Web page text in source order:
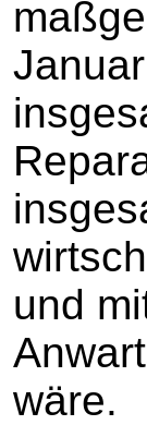
und
wäre.